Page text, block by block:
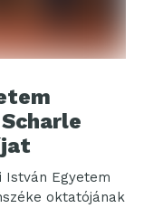
István Egyetem
oktatójának